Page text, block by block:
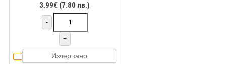
3.99€ (7.80 лв.)
-
+
Изчерпано